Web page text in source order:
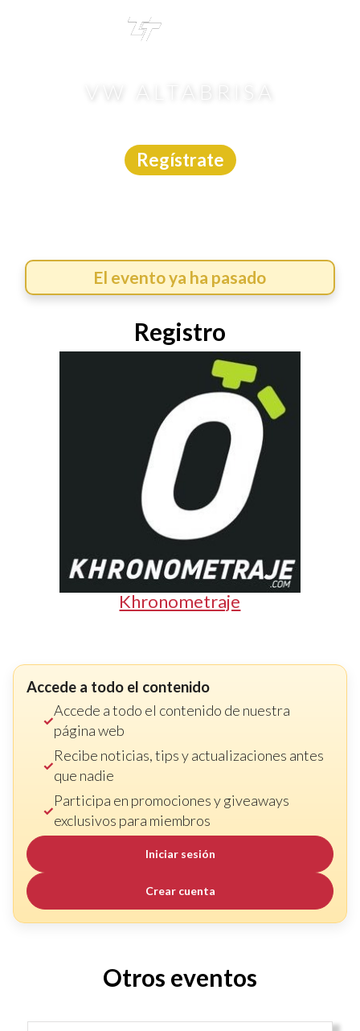
VW ALTABRISA
Regístrate
El evento ya ha pasado
Registro
Khronometraje
Accede a todo el contenido
Accede a todo el contenido de nuestra
página web
Recibe noticias, tips y actualizaciones antes
que nadie
Participa en promociones y giveaways
exclusivos para miembros
Iniciar sesión
Crear cuenta
Otros eventos